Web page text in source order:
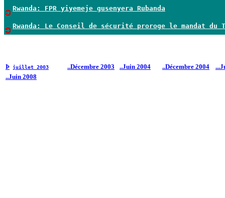
Rwanda: FPR yiyemeje gusenyera Rubanda
Rwanda: Le Conseil de sécurité proroge le mandat du
Þ juillet 2003 ..Décembre 2003 ..Juin 2004 ..Décembre 2004
..Juin 2008